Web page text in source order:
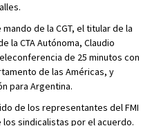
de la CGT, el titular de la
la CTA Autónoma, Claudio
de 25 minutos con
de las Américas, y
para Argentina.
de los representantes del FMI
sindicalistas por el acuerdo.